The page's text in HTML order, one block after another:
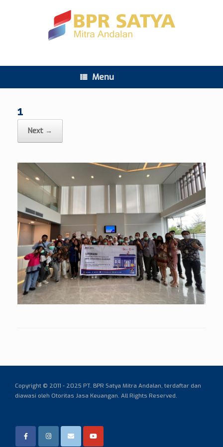
Menu
1
Next →
Copyright © 2011 - 2025 PT. BPR Satya Mitra Andalan, terdaftar dan
diawasi oleh Otoritas Jasa Keuangan. All Rights Reserved.